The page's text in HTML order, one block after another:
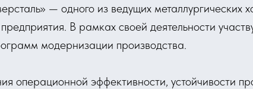
— одного из ведущих металлургических
В рамках своей деятельности
модернизации производства.
операционной эффективности, устойчивости